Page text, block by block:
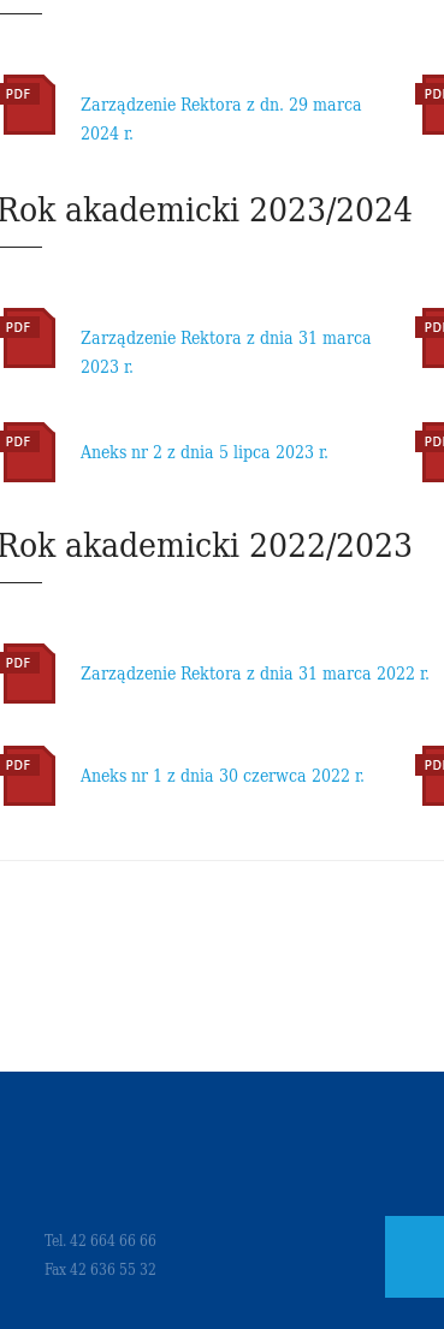
Zarządzenie Rektora z dn. 29 marca
2024 r.
akademicki 2023/2024
Zarządzenie Rektora z dnia 31 marca
2023 r.
Aneks nr 2 z dnia 5 lipca 2023 r.
akademicki 2022/2023
Zarządzenie Rektora z dnia 31 marca 2022 r.
Aneks nr 1 z dnia 30 czerwca 2022 r.
Tel. 42 664 66 66
Fax 42 636 55 32